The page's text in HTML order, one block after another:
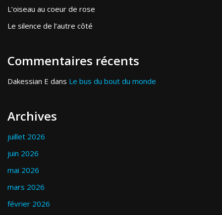
L’oiseau au coeur de rose
Le silence de l’autre côté
Commentaires récents
Dakessian E dans Le bus du bout du monde
Archives
juillet 2026
juin 2026
mai 2026
mars 2026
février 2026